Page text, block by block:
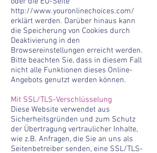
http://www.youronlinechoices.com/
erklärt werden. Darüber hinaus kann
die Speicherung von Cookies durch
Deaktivierung in den
Browsereinstellungen erreicht werden.
Bitte beachten Sie, dass in diesem Fall
nicht alle Funktionen dieses Online-
Angebots genutzt werden können.
Mit SSL/TLS-Verschlüsselung
Diese Website verwendet aus
Sicherheitsgründen und zum Schutz
der Übertragung vertraulicher Inhalte,
wie z.B. Anfragen, die Sie an uns als
Seitenbetreiber senden, eine SSL/TLS-